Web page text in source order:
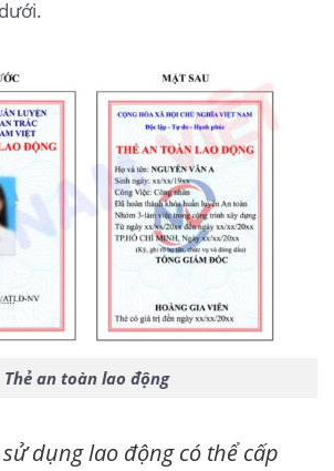
Thẻ an toàn lao động
dụng lao động có thể cấp